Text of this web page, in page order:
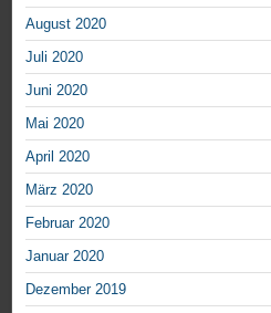
August 2020
Juli 2020
Juni 2020
Mai 2020
April 2020
März 2020
Februar 2020
Januar 2020
Dezember 2019